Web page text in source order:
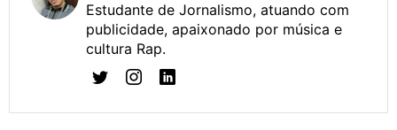
Estudante de Jornalismo, atuando com
publicidade, apaixonado por música e
cultura Rap.